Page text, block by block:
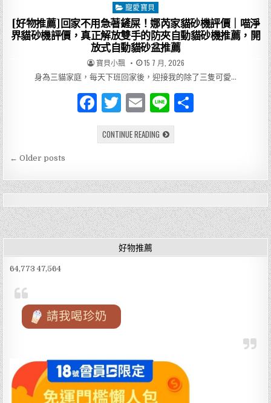
幸
福
好
滋
味
Posted
in
寵愛寶貝
[好物推薦]回家不用急著鏟屎！娜芮家貓砂機評價｜喵淨
界貓砂機評價，真正解放雙手的防夾自動貓砂機推薦，開
放式自動貓砂盆推薦
AUTHOR:
寶貝小飄 PUBLISHED
DATE:
15 7 月, 2026
身為三貓家庭，每天下班回家後，迎接我的除了三隻可愛…
F
a
c
b
o
o
k
T
w
it
r
E
m
ai
Li
n
e
CONTINUE READING[好
物
不
用
急
著
鏟
屎！
娜
芮
砂
真
文
章
導
覽
← Older posts
好物推薦
64,773 47,564
請我喝珍奶